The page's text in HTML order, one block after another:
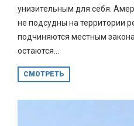
унизительным для себя.
не подсудны на территории
подчиняются местным
остаются...
СМОТРЕТЬ